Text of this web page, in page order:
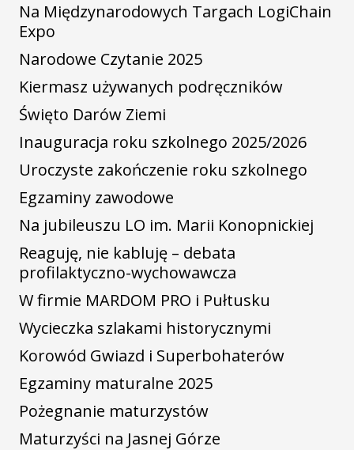
Na Międzynarodowych Targach LogiChain
Expo
Narodowe Czytanie 2025
Kiermasz używanych podręczników
Święto Darów Ziemi
Inauguracja roku szkolnego 2025/2026
Uroczyste zakończenie roku szkolnego
Egzaminy zawodowe
Na jubileuszu LO im. Marii Konopnickiej
Reaguję, nie kabluję – debata
profilaktyczno-wychowawcza
W firmie MARDOM PRO i Pułtusku
Wycieczka szlakami historycznymi
Korowód Gwiazd i Superbohaterów
Egzaminy maturalne 2025
Pożegnanie maturzystów
Maturzyści na Jasnej Górze